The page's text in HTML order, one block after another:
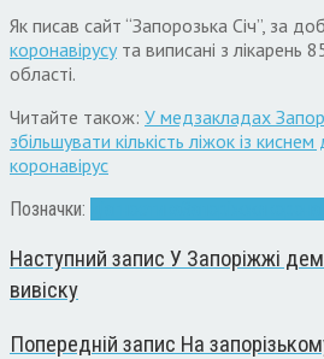
Як писав сайт “Запорозька Січ”, за
коронавірусута виписані з лікарень
області.
Читайте також: У медзакладах
збільшувати кількість ліжок із
коронавірус
Позначки:
Наступний запис У Запоріжжі
вивіску
Попередній запис На